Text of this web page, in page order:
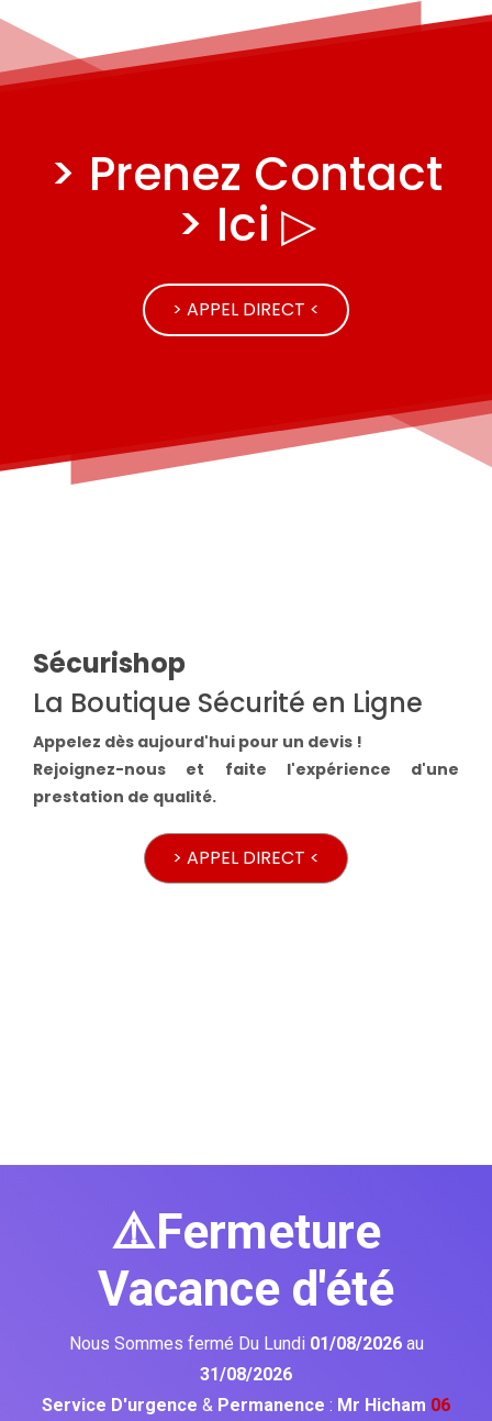
> Prenez Contact
> Ici ▷
> APPEL DIRECT <
Sécurishop
La Boutique Sécurité en Ligne
Appelez dès aujourd'hui pour un devis !
Rejoignez-nous et faite l'expérience d'une
prestation de qualité.
> APPEL DIRECT <
⚠️Fermeture
Vacance d'été
Nous Sommes fermé Du Lundi 01/08/2026 au
31/08/2026
Service D'urgence & Permanence : Mr Hicham 06